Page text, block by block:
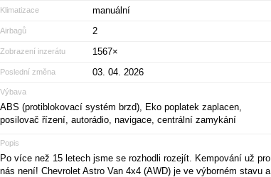
Klimatizace manuální
Airbagů 2
Zobrazení inzerátu 1567×
Poslední změna 03. 04. 2026
Výbava
ABS (protiblokovací systém brzd), Eko poplatek zaplacen,
posilovač řízení, autorádio, navigace, centrální zamykání
Popis
Po více než 15 letech jsme se rozhodli rozejít. Kempování už pro
nás není! Chevrolet Astro Van 4x4 (AWD) je ve výborném stavu a